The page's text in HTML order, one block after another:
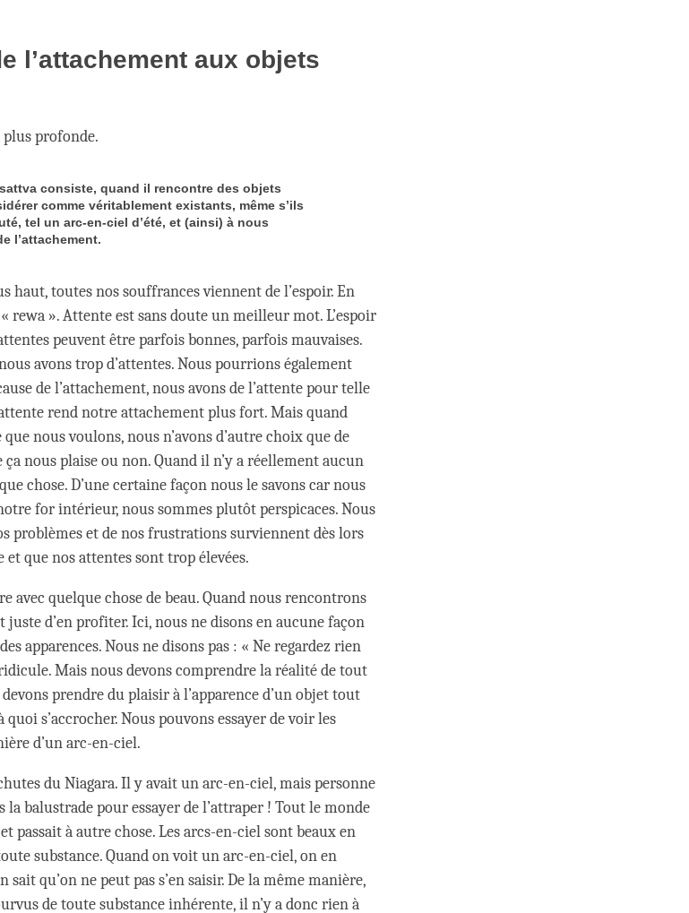
l’attachement aux objets
plus profonde.
consiste, quand il rencontre des objets
comme véritablement existants, même s’ils
tel un arc-en-ciel d’été, et (ainsi) à nous
l’attachement.
haut, toutes nos souffrances viennent de l’espoir. En
rewa ». Attente est sans doute un meilleur mot. L’espoir
peuvent être parfois bonnes, parfois mauvaises.
avons trop d’attentes. Nous pourrions également
de l’attachement, nous avons de l’attente pour telle
rend notre attachement plus fort. Mais quand
nous voulons, nous n’avons d’autre choix que de
ça nous plaise ou non. Quand il n’y a réellement aucun
chose. D’une certaine façon nous le savons car nous
for intérieur, nous sommes plutôt perspicaces. Nous
problèmes et de nos frustrations surviennent dès lors
et que nos attentes sont trop élevées.
avec quelque chose de beau. Quand nous rencontrons
juste d’en profiter. Ici, nous ne disons en aucune façon
apparences. Nous ne disons pas : « Ne regardez rien
Mais nous devons comprendre la réalité de tout
prendre du plaisir à l’apparence d’un objet tout
s’accrocher. Nous pouvons essayer de voir les
d’un arc-en-ciel.
du Niagara. Il y avait un arc-en-ciel, mais personne
la balustrade pour essayer de l’attraper ! Tout le monde
passait à autre chose. Les arcs-en-ciel sont beaux en
substance. Quand on voit un arc-en-ciel, on en
sait qu’on ne peut pas s’en saisir. De la même manière,
de toute substance inhérente, il n’y a donc rien à